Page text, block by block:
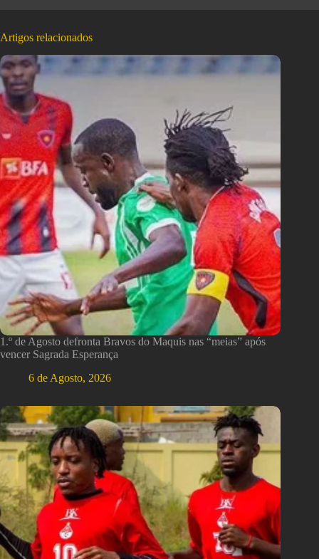
Artigos relacionados
1.º de Agosto defronta Bravos do Maquis nas “meias” após
vencer Sagrada Esperança
6 de Agosto, 2026